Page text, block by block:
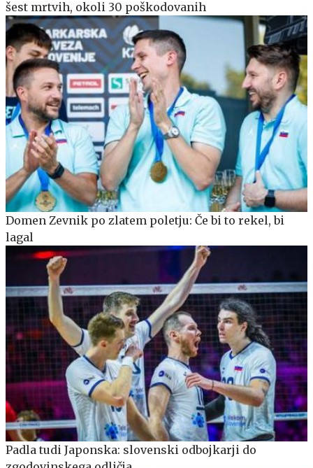
šest mrtvih, okoli 30 poškodovanih
Domen Zevnik po zlatem poletju: Če bi to rekel, bi
lagal
Padla tudi Japonska: slovenski odbojkarji do